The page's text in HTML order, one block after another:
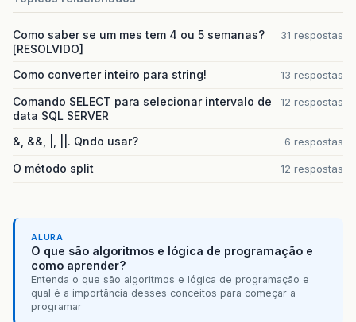
Como saber se um mes tem 4 ou 5 semanas?
[RESOLVIDO]
31 respostas
Como converter inteiro para string! 13 respostas
Comando SELECT para selecionar intervalo de
data SQL SERVER
12 respostas
&, &&, |, ||. Qndo usar? 6 respostas
O método split 12 respostas
ALURA
O que são algoritmos e lógica de programação e
como aprender?
Entenda o que são algoritmos e lógica de programação e
qual é a importância desses conceitos para começar a
programar